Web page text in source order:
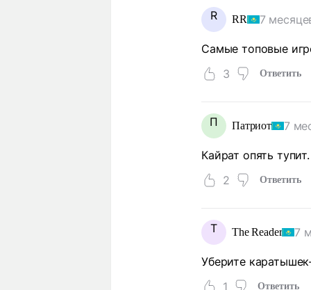
R RR 7
Самые топовые
3
Ответить
П Патриот 7
Кайрат опять
2
Ответить
T The Reader 7
Уберите
1
Ответить